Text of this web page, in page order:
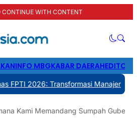
CONTINUE WITH CONTENT
INFO MBGKABAR DAERAH
Manajemen, Transparansi,
Kami Memandang Sumpah